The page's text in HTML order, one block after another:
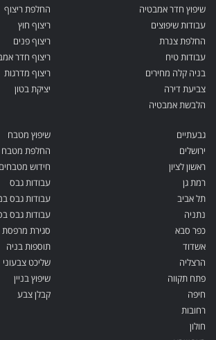
שיפוץ חדר אמבטיה
עבודות שיפוצים
החלפת צנרת
עבודות טיח
בניה קלה מחירים
צביעת דירה
הלבשת אמבטיה
החלפת ריצוף
ריצוף חוץ
ריצוף פנים
ריצוף חדר
ריצוף מדרגות
יציקת בטון
גבעתיים
ירושלים
ראשון לציון
רמת גן
תל אביב
נתניה
כפר סבא
אשדוד
הרצליה
פתח תקווה
חיפה
רחובות
חולון
שיפוץ מטבח
החלפת מטבח
חידוש מטבחים
עבודות גבס
עבודות גבס
עבודות גבס
סגירת מרפסת
תוספות בניה
שליכט צבעוני
שיפוץ בניין
קבלן צבע